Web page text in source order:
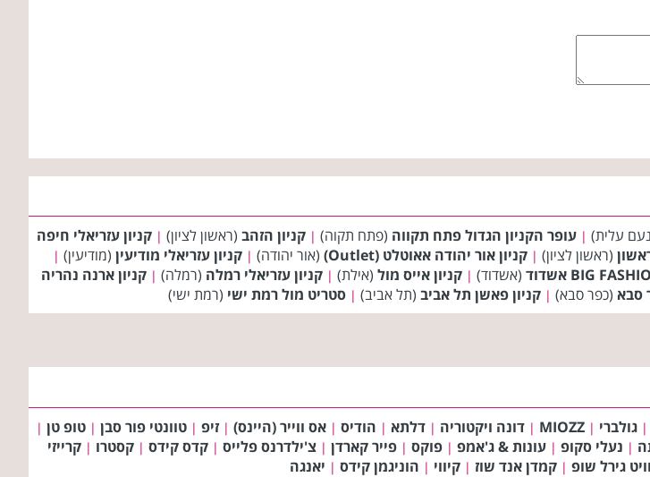
עלית) | עופר הקניון הגדול פתח תקווה (פתח תקוה) | קניון הזהב (ראשון לציון) | קניון עזריאלי חיפה
(ראשון לציון) | קניון אור יהודה אאוטלט (Outlet) (אור יהודה) | קניון עזריאלי מודיעין (מודיעין) |
(אשדוד) | קניון אייס מול (אילת) | קניון עזריאלי רמלה (רמלה) | קניון ארנה נהריה
סבא (כפר סבא) | קניון פאשן תל אביב (תל אביב) | סטריט מול רמת ישי (רמת ישי)
| גולברי |
MIOZZ
| דונה ויקטוריה | דלתא | הודיס | אס ווייר (היינס) | זיפ | טוונטי פור סבן | טופ טן |
| נעלי סקופ | עונות & ג'אמפ | פוקס | פייר קארדן | צ'ילדרנס פלייס | קדס קידס | קסטרו | קרייזי
גירל שופ | קמדן אנד שוז | קיווי | הוניגמן קידס | יאנגה